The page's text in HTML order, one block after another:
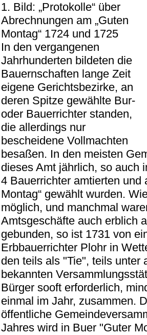
1. Bild: „Protokolle“ über
Abrechnungen am „Guten
Montag“ 1724 und 1725
In den vergangenen
Jahrhunderten bildeten die
Bauernschaften lange Zeit
eigene Gerichtsbezirke, an
deren Spitze gewählte Bur-
oder Bauerrichter standen,
die allerdings nur
bescheidene Vollmachten
besaßen. In den meisten
dieses Amt jährlich, so auch
4 Bauerrichter amtierten und
Montag“ gewählt wurden.
möglich, und manchmal
Amtsgeschäfte auch erblich
gebunden, so ist 1731 von
Erbbauerrichter Plohr in
den teils als "Tie", teils unter
bekannten
Bürger sooft erforderlich,
einmal im Jahr, zusammen.
öffentliche
Jahres wird in Buer "Guter